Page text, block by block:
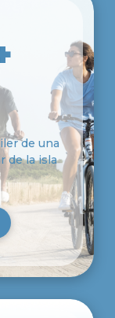
de una
de la isla